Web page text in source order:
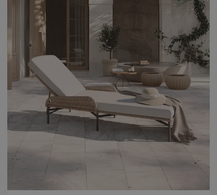
Zakres dostawy 1x puf, 1x fotel, Poduszki na siedzenia w zestawie
Ilość miejsc
Materiał
wierzchni
Wysokiej jakości technorattan, chropowaty,
wodoodporny, 100% ręcznie pleciony, jednokolorowy,
barwiony w masie, Kolor: biały
Stelaż
Aluminium, malowane proszkowo, Grubość do 1,2
mm, wytrzymały, nierdzewny, odporny na warunki
Rodzaj produktu Fotele, Podnóżki
Poszewka
100% olefina, solidne wykonanie, wysoka
wytrzymałość, barwiony w masie, wstępnie
Kolor
biuro@living-zone.pl
Pn–Pt, 10–17
+48958881020
biuro@living-zone.pl